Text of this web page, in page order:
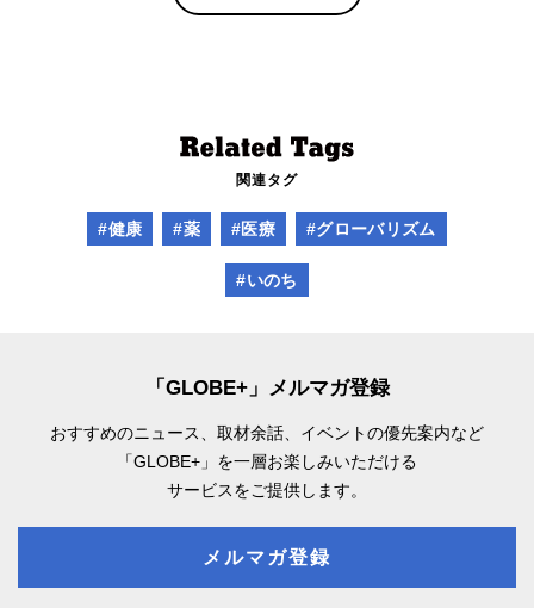
関連タグ
#健康 #薬 #医療 #グローバリズム
#いのち
「GLOBE+」メルマガ登録
おすすめのニュース、取材余話、 イベントの優先案内など
「GLOBE+」を一層お楽しみいただける
サービスをご提供します。
メルマガ登録